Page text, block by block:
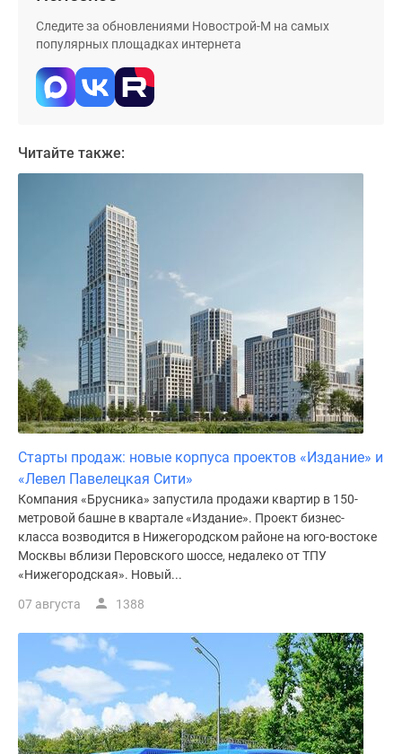
коттеджи
Коттеджные
поселки
Москве
поселки
лесу
Коттеджные
поселки
водоема
Коттеджные
поселки
ипотеку
Бизнес-
Коттеджи
Скидки
акции
Макс
Следите за обновлениями Новострой-М на самых
популярных площадках интернета
Читайте также:
Старты продаж: новые корпуса проектов «Издание» и
«Левел Павелецкая Сити»
Компания «Брусника» запустила продажи квартир в 150-
метровой башне в квартале «Издание». Проект бизнес-
класса возводится в Нижегородском районе на юго-востоке
Москвы вблизи Перовского шоссе, недалеко от ТПУ
«Нижегородская». Новый...
07 августа 1388